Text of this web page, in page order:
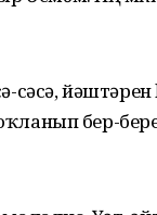
йәштәрен
бер-